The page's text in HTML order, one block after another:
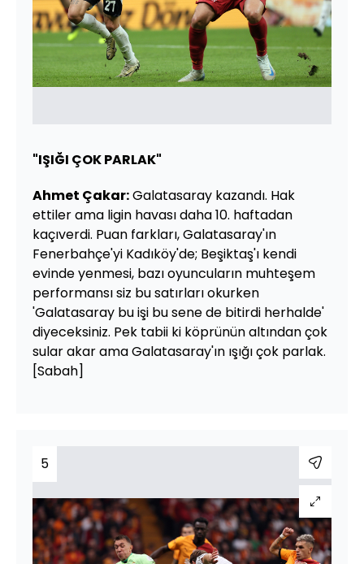
"IŞIĞI ÇOK PARLAK"
Ahmet Çakar:Galatasaray kazandı. Hak
ettiler ama ligin havası daha 10. haftadan
kaçıverdi. Puan farkları, Galatasaray'ın
Fenerbahçe'yi Kadıköy'de; Beşiktaş'ı kendi
evinde yenmesi, bazı oyuncuların muhteşem
performansı siz bu satırları okurken
'Galatasaray bu işi bu sene de bitirdi herhalde'
diyeceksiniz. Pek tabii ki köprünün altından çok
sular akar ama Galatasaray'ın ışığı çok parlak.
[Sabah]
5